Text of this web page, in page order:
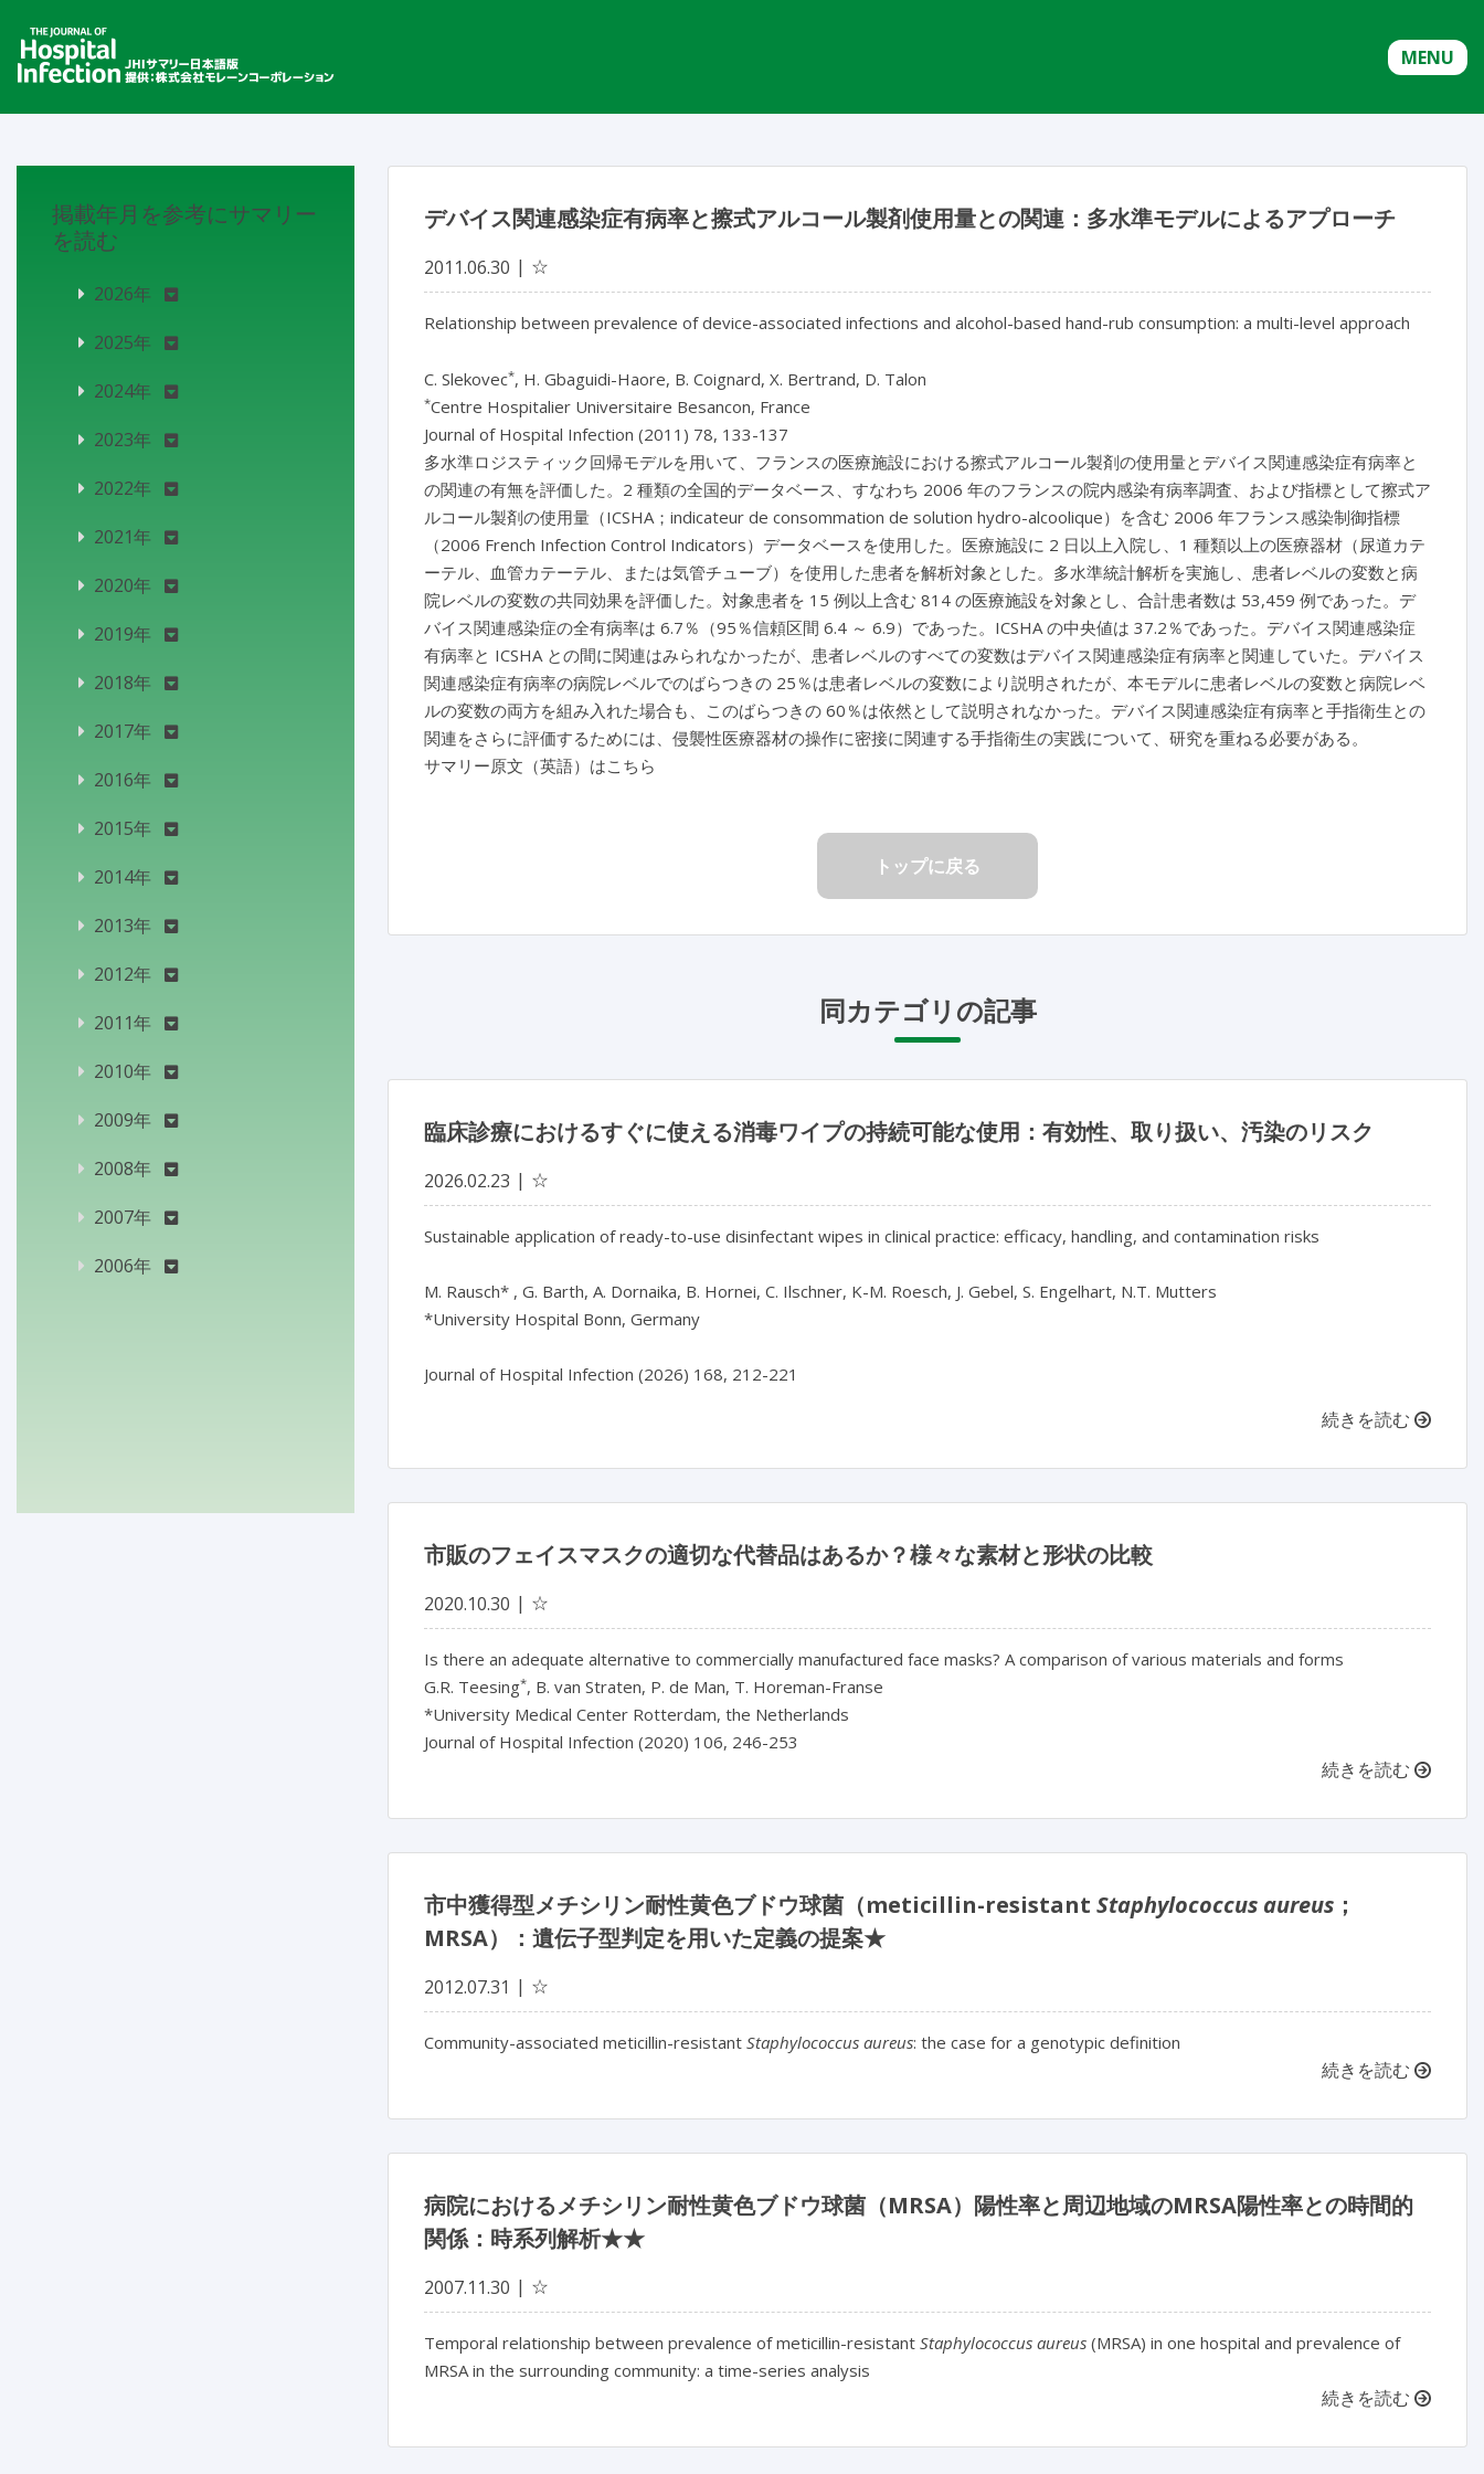
MENU
デバイス関連感染症有病率と擦式アルコール製剤使用量との関連：多水準モデルによるアプローチ
2011.06.30 ☆
Relationship between prevalence of device-associated infections and alcohol-based hand-rub consumption: a multi-level approach
C. Slekovec*, H. Gbaguidi-Haore, B. Coignard, X. Bertrand, D. Talon
*Centre Hospitalier Universitaire Besancon, France
Journal of Hospital Infection (2011) 78, 133-137
多水準ロジスティック回帰モデルを用いて、フランスの医療施設における擦式アルコール製剤の使用量とデバイス関連感染症有病率と
の関連の有無を評価した。2 種類の全国的データベース、すなわち 2006 年のフランスの院内感染有病率調査、および指標として擦式ア
ルコール製剤の使用量（ICSHA；indicateur de consommation de solution hydro-alcoolique）を含む 2006 年フランス感染制御指標
（2006 French Infection Control Indicators）データベースを使用した。医療施設に 2 日以上入院し、1 種類以上の医療器材（尿道カテ
ーテル、血管カテーテル、または気管チューブ）を使用した患者を解析対象とした。多水準統計解析を実施し、患者レベルの変数と病
院レベルの変数の共同効果を評価した。対象患者を 15 例以上含む 814 の医療施設を対象とし、合計患者数は 53,459 例であった。デ
バイス関連感染症の全有病率は 6.7％（95％信頼区間 6.4 ～ 6.9）であった。ICSHA の中央値は 37.2％であった。デバイス関連感染症
有病率と ICSHA との間に関連はみられなかったが、患者レベルのすべての変数はデバイス関連感染症有病率と関連していた。デバイス
関連感染症有病率の病院レベルでのばらつきの 25％は患者レベルの変数により説明されたが、本モデルに患者レベルの変数と病院レベ
ルの変数の両方を組み入れた場合も、このばらつきの 60％は依然として説明されなかった。デバイス関連感染症有病率と手指衛生との
関連をさらに評価するためには、侵襲性医療器材の操作に密接に関連する手指衛生の実践について、研究を重ねる必要がある。
サマリー原文（英語）はこちら
トップに戻る
同カテゴリの記事
臨床診療におけるすぐに使える消毒ワイプの持続可能な使用：有効性、取り扱い、汚染のリスク
2026.02.23 ☆
Sustainable application of ready-to-use disinfectant wipes in clinical practice: efficacy, handling, and contamination risks
M. Rausch* , G. Barth, A. Dornaika, B. Hornei, C. Ilschner, K-M. Roesch, J. Gebel, S. Engelhart, N.T. Mutters
*University Hospital Bonn, Germany
Journal of Hospital Infection (2026) 168, 212-221
続きを読む
市販のフェイスマスクの適切な代替品はあるか？様々な素材と形状の比較
2020.10.30 ☆
Is there an adequate alternative to commercially manufactured face masks? A comparison of various materials and forms
G.R. Teesing*, B. van Straten, P. de Man, T. Horeman-Franse
*University Medical Center Rotterdam, the Netherlands
Journal of Hospital Infection (2020) 106, 246-253
続きを読む
市中獲得型メチシリン耐性黄色ブドウ球菌（meticillin-resistant Staphylococcus aureus ；
MRSA）：遺伝子型判定を用いた定義の提案★
2012.07.31 ☆
Community-associated meticillin-resistant Staphylococcus aureus: the case for a genotypic definition
続きを読む
病院におけるメチシリン耐性黄色ブドウ球菌（MRSA）陽性率と周辺地域のMRSA陽性率との時間的
関係：時系列解析★★
2007.11.30 ☆
Temporal relationship between prevalence of meticillin-resistant Staphylococcus aureus (MRSA) in one hospital and prevalence of
MRSA in the surrounding community: a time-series analysis
続きを読む
掲載年月を参考にサマリー
を読む
2026年
2025年
2024年
2023年
2022年
2021年
2020年
2019年
2018年
2017年
2016年
2015年
2014年
2013年
2012年
2011年
2010年
2009年
2008年
2007年
2006年